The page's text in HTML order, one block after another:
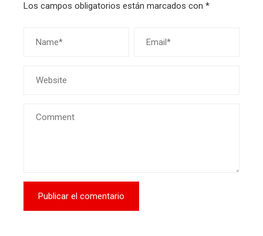
Los campos obligatorios están marcados con *